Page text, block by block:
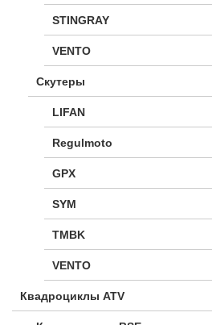
STINGRAY
VENTO
Скутеры
LIFAN
Regulmoto
GPX
SYM
TMBK
VENTO
Квадроциклы ATV